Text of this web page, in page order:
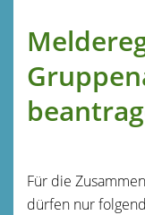
Für die
dürfen nur